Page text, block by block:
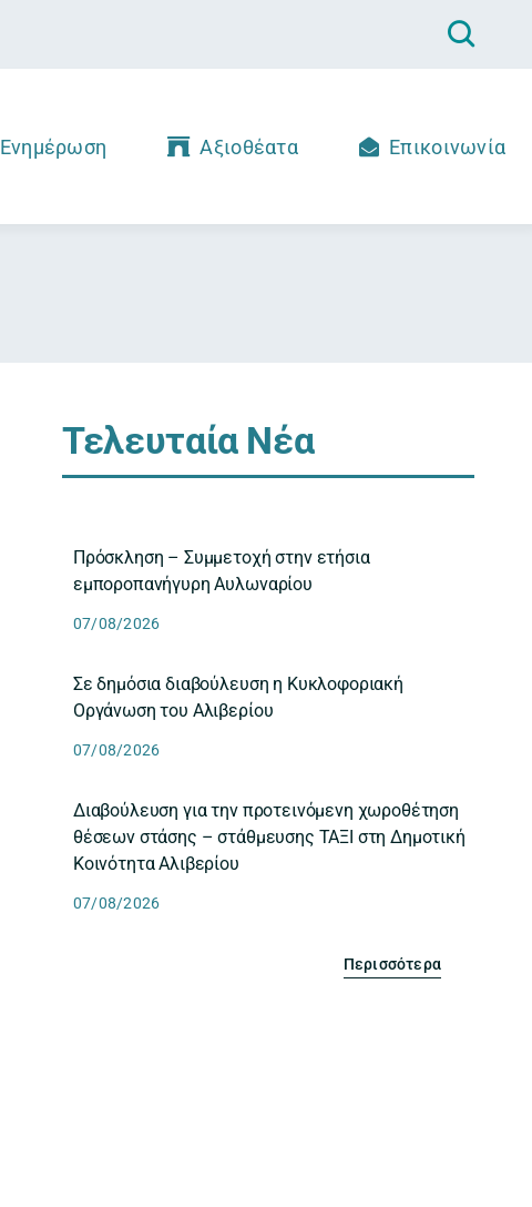
Ενημέρωση Αξιοθέατα Επικοινωνία
Τελευταία Νέα
Πρόσκληση – Συμμετοχή στην ετήσια
εμποροπανήγυρη Αυλωναρίου
07/08/2026
Σε δημόσια διαβούλευση η Κυκλοφοριακή
Οργάνωση του Αλιβερίου
07/08/2026
Διαβούλευση για την προτεινόμενη χωροθέτηση
θέσεων στάσης – στάθμευσης ΤΑΞΙ στη Δημοτική
Κοινότητα Αλιβερίου
07/08/2026
Περισσότερα